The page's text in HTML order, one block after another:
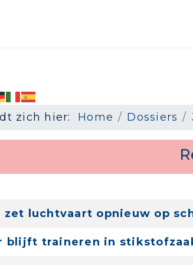
zich hier: Home Dossiers
zet luchtvaart opnieuw op
blijft traineren in